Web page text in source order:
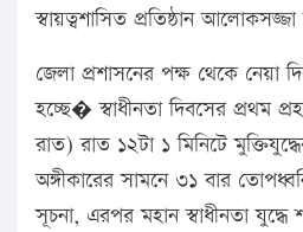
স্বায়ত্বশাসিত প্রতিষ্ঠান
জেলা প্রশাসনের পক্ষ থেকে নেয়া
হচ্ছে� স্বাধীনতা দিবসের প্রথম
রাত) রাত ১২টা ১ মিনিটে
অঙ্গীকারের সামনে ৩১ বার
সূচনা, এরপর মহান স্বাধীনতা যুদ্ধে